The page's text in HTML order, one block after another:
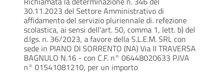
nuclei familiari con piu di
due figli che usufruiscono
del servizio mensa
scolastica, a partire dal terzo
figlio
0%
(ESENTI) 100%
30.11.2023 del Settore Amministrativo di
affidamento del servizio pluriennale di. refezione
scolastica, ai sensi dell'art. 50, comma 1, lett. b) del
d.lgs. n. 36/2023, a favore della S.L.E.M. SRL con
sede in PIANO DI SORRENTO (NA) Via II TRAVERSA
BAGNULO N.16 - con C.F. n° 06448020633 P.IVA
n° 01541081210, per un importo